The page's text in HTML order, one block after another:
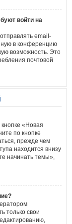
войти на
email-
в конференцию
возможность. Это
почтовой
«Новая
по кнопке
прежде чем
находится внизу
начинать темы»,
только свои